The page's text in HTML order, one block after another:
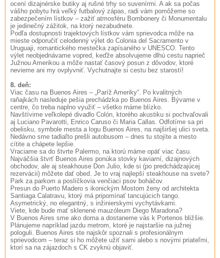
ocení dizajnérske butiky aj rušné trhy so suvenírmi. A ak sa počas
vášho pobytu hrá veľký futbalový zápas, radi vám pomôžeme so
zabezpečením lístkov – zažiť atmosféru Bombonery či Monumentalu
je jedinečný zážitok, na ktorý nezabudnete.
Podľa dostupnosti trajektových lístkov vám sprievodca môže na
mieste odporučiť celodenný výlet do Colonia del Sacramento v
Uruguaji, romantického mestečka zapísaného v UNESCO. Tento
výlet neobjednávame vopred, keďže absolvujeme dlhú cestu naprieč
Južnou Amerikou a môže nastať časový posun z dôvodov, ktoré
nevieme ani my ovplyvniť. Vychutnajte si cestu bez starostí!
8. deň:
Viac času na Buenos Aires – „Paríž Ameriky“. Po kvalitných
raňajkách nasleduje pešia prechádzka po Buenos Aires. Bývame v
centre, čo treba naplno využiť – všetko máme blízko.
Navštívime veľkolepé divadlo Colón, ktorého akustiku si pochvaľovali
aj Luciano Pavarotti, Enrico Caruso či Maria Callas. Odfotíme sa pri
obelisku, symbole mesta a logu Buenos Aires, na najširšej ulici sveta.
Nedávno sme tadiaľto prešli autobusom – dnes tu stojíte a mesto
cítite a chápete lepšie.
Vraciame sa do štvrte Palermo, na ktorú máme opäť viac času.
Najväčšia štvrť Buenos Aires ponúka stovky kaviarní, dizajnových
obchodov, ale aj steakhouse Don Julio, kde si (po predchádzajúcej
rezervácii) môžete dať obed. Je to vraj najlepší steakhouse na svete?
Park za parkom a poslíčkovia venčiaci psov boháčov.
Presun do Puerto Madero s ikonickým Mostom ženy od architekta
Santiaga Calatravu, ktorý má pripomínať tancujúcich tango.
Asymetrický, no elegantný, s inžinierskymi vychytávkami.
Viete, kde bude mať sklenené mauzóleum Diego Maradona?
V Buenos Aires sme ako doma a dostaneme vás k Portenos bližšie.
Plánujeme napríklad jazdu metrom, ktoré je najstaršie na južnej
pologuli. Buenos Aires ste najskôr spoznali s profesionálnym
sprievodcom – teraz si ho môžete užiť sami alebo s novými priateľmi,
ktorí sa na zájazdoch s CK zvyknú objaviť.